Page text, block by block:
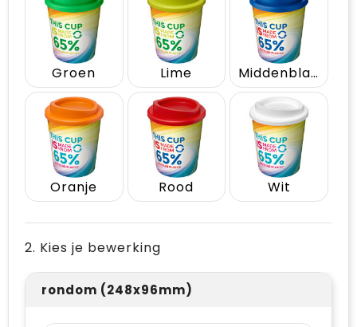
Groen Lime Middenblauw
Oranje Rood Wit
2. Kies je bewerking
rondom (248x96mm)